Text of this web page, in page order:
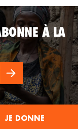
À LA
JE DONNE